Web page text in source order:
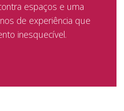
espaços e uma
de experiência que
inesquecível.